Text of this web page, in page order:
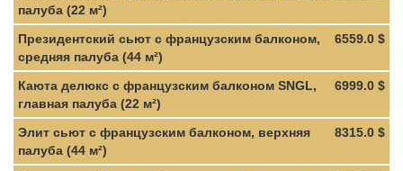
палуба (22 м²)
6559.0 $
Президентский сьют с французским балконом,
средняя палуба (44 м²)
6999.0 $
Каюта делюкс с французским балконом SNGL,
главная палуба (22 м²)
8315.0 $
Элит сьют с французским балконом, верхняя
палуба (44 м²)